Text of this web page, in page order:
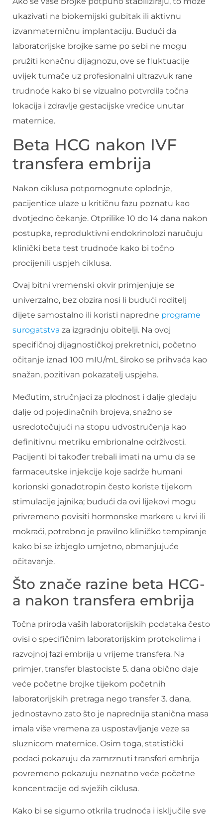
ukazivati ​​na biokemijski gubitak ili aktivnu
izvanmaterničnu implantaciju. Budući da
laboratorijske brojke same po sebi ne mogu
pružiti konačnu dijagnozu, ove se fluktuacije
uvijek tumače uz profesionalni ultrazvuk rane
trudnoće kako bi se vizualno potvrdila točna
lokacija i zdravlje gestacijske vrećice unutar
maternice.
Beta HCG nakon IVF
transfera embrija
Nakon ciklusa potpomognute oplodnje,
pacijentice ulaze u kritičnu fazu poznatu kao
dvotjedno čekanje. Otprilike 10 do 14 dana nakon
postupka, reproduktivni endokrinolozi naručuju
klinički beta test trudnoće kako bi točno
procijenili uspjeh ciklusa.
Ovaj bitni vremenski okvir primjenjuje se
univerzalno, bez obzira nosi li budući roditelj
dijete samostalno ili koristi napredne programe
surogatstva za izgradnju obitelji. Na ovoj
specifičnoj dijagnostičkoj prekretnici, početno
očitanje iznad 100 mIU/mL široko se prihvaća kao
snažan, pozitivan pokazatelj uspjeha.
Međutim, stručnjaci za plodnost i dalje gledaju
dalje od pojedinačnih brojeva, snažno se
usredotočujući na stopu udvostručenja kao
definitivnu metriku embrionalne održivosti.
Pacijenti bi također trebali imati na umu da se
farmaceutske injekcije koje sadrže humani
korionski gonadotropin često koriste tijekom
stimulacije jajnika; budući da ovi lijekovi mogu
privremeno povisiti hormonske markere u krvi ili
mokraći, potrebno je pravilno kliničko tempiranje
kako bi se izbjeglo umjetno, obmanjujuće
očitavanje.
Što znače razine beta HCG-
a nakon transfera embrija
Točna priroda vaših laboratorijskih podataka često
ovisi o specifičnim laboratorijskim protokolima i
razvojnoj fazi embrija u vrijeme transfera. Na
primjer, transfer blastociste 5. dana obično daje
veće početne brojke tijekom početnih
laboratorijskih pretraga nego transfer 3. dana,
jednostavno zato što je naprednija stanična masa
imala više vremena za uspostavljanje veze sa
sluznicom maternice. Osim toga, statistički
podaci pokazuju da zamrznuti transferi embrija
povremeno pokazuju neznatno veće početne
koncentracije od svježih ciklusa.
Kako bi se sigurno otkrila trudnoća i isključile sve